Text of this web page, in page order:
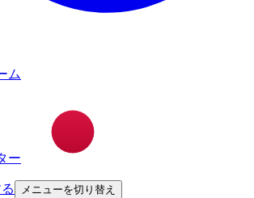
ム
ー
メニューを切り替え